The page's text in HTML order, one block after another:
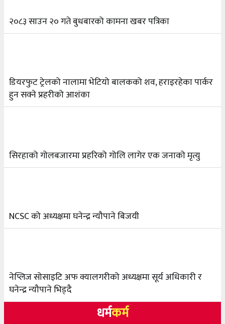
५
नेप्लिज सोसाइटि अफ क्यालगरीको अध्यक्षमा सूर्य
अधिकारी र घनेन्द्र न्यौपाने भिड्दै
६ २०८३ काउन ६ गते बुधबारको कामना खबर पत्रिका
२०८३ श्रावण ३, आईतबार
२०८३ श्रावण २, शनिबार
२०८३ साउन २० गते बुधबारको कामना खबर पत्रिका
डियरफुट ट्रेलको नालामा भेटियो बालकको शव, हराइरहेका पार्कर
हुन सक्ने प्रहरीको आशंका
सिरहाको गोलबजारमा प्रहरिको गोलि लागेर एक जनाको मृत्यु
NCSC को अध्यक्षमा घनेन्द्र न्यौपाने बिजयी
नेप्लिज सोसाइटि अफ क्यालगरीको अध्यक्षमा सूर्य अधिकारी र
घनेन्द्र न्यौपाने भिड्दै
धर्मकर्म